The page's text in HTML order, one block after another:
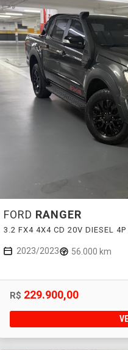
FORD RANGER
3.2 FX4 4X4 CD 20V DIESEL 4P
2023/2023 56.000 km
R$ 229.900,00